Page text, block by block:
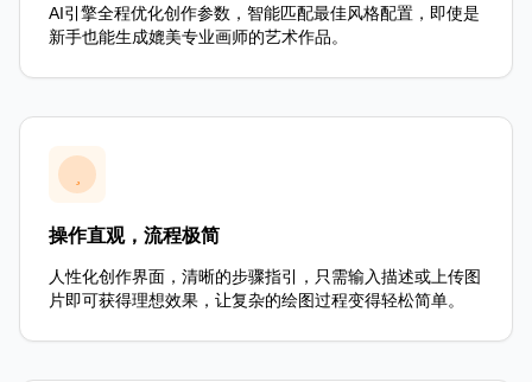
AI引擎全程优化创作参数，智能匹配最佳风格配置，即使是
新手也能生成媲美专业画师的艺术作品。
操作直观，流程极简
人性化创作界面，清晰的步骤指引，只需输入描述或上传图
片即可获得理想效果，让复杂的绘图过程变得轻松简单。